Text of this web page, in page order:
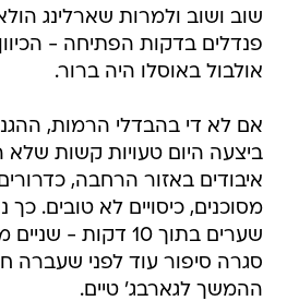
שוב ושוב ולמרות שארלינג
פנדלים בדקות הפתיחה -
אולבול באוסלו היה ברור.
אם לא די בהבדלי הרמות,
ביצעה היום טעויות קשות
איבודים באזור הרחבה,
מסוכנים, כיסויים לא טובים. כך
שערים בתוך 10 דקות
סגרה סיפור עוד לפני שעברה
ההמשך לגארבג' טיים.